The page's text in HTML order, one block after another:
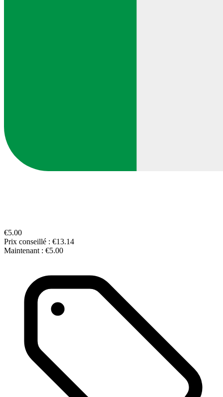
€5.00
Prix conseillé : €13.14
Maintenant : €5.00